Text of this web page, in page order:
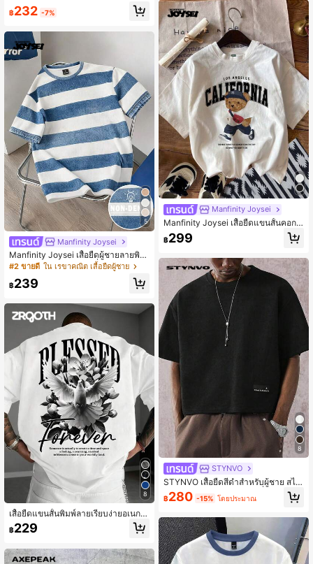
฿232 -7%
5
Manfinity Joysei
Manfinity Joysei เสื้อยืดผู้ชายลายพิม
พ์แถบผ้าเดนิมเทียม แฟชั่นและอเนกปร
#2 ขายดี ใน เรขาคณิต เสื้อยืดผู้ชาย
฿239
8
เสื้อยืดแขนสั้นพิมพ์ลายเรียบง่ายอเนกป
ระสงค์สำหรับผู้ชาย Zrgoth
฿229
Manfinity Joysei
Manfinity Joysei เสื้อยืดแขนสั้นคอกล
มถัก สีขาว ลาย California ชายของขวั
ญ สำหรับออกไปข้างนอก
฿299
8
STYNVO
STYNVO เสื้อยืดสีดำสำหรับผู้ชาย สไต
ล์สตรีทแวร์ฤดูร้อน สำหรับเที่ยวในเมือง
คอกลม แขนสั้น สีพื้น ทรงโอเวอร์ไซส์ทร
฿280 -15% โดยประมาณ